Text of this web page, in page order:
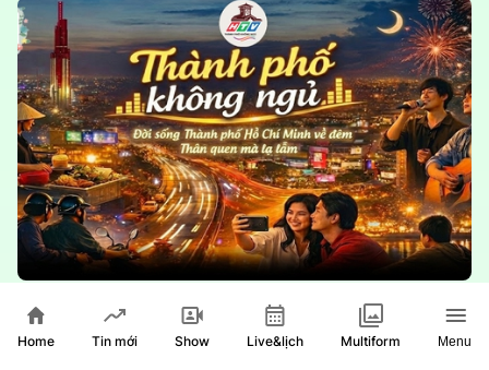
Thành phố không ngủ
Home Tin mới Show Live&lịch Multiform Menu